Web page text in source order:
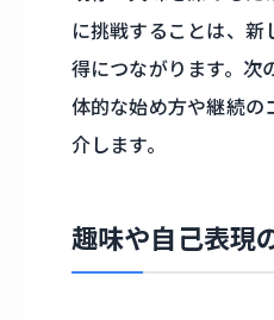
に挑戦することは、
得につながります。次
体的な始め方や継続の
介します。
趣味や自己表現